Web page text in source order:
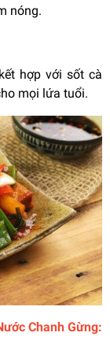
nóng.
hợp với sốt cà
mọi lứa tuổi.
Chanh Gừng: